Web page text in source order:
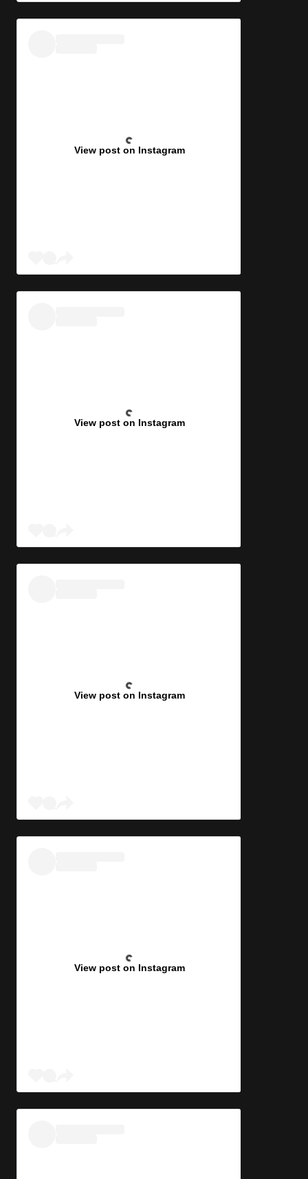
View post on Instagram
View post on Instagram
View post on Instagram
View post on Instagram